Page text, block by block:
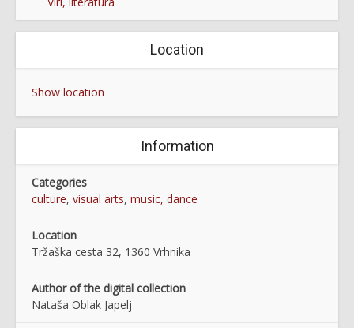
Location
Show location
Information
Categories
culture, visual arts, music, dance
Location
Tržaška cesta 32, 1360 Vrhnika
Author of the digital collection
Nataša Oblak Japelj